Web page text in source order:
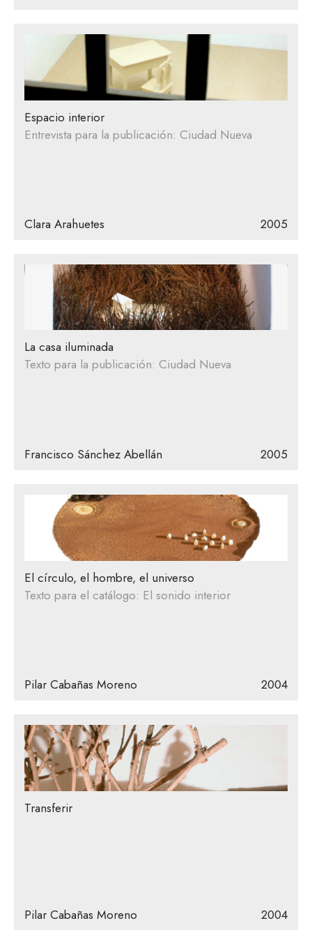
Espacio interior
Entrevista para la publicación: Ciudad Nueva
Clara Arahuetes 2005
La casa iluminada
Texto para la publicación: Ciudad Nueva
Francisco Sánchez Abellán 2005
El círculo, el hombre, el universo
Texto para el catálogo: El sonido interior
Pilar Cabañas Moreno 2004
Transferir
Pilar Cabañas Moreno 2004